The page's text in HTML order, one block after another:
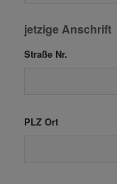
jetzige Anschrift
Straße Nr.
PLZ Ort